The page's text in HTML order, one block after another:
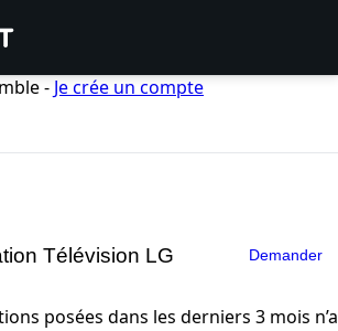
- Je crée un compte
Télévision LG Demander
posées dans les derniers 3 mois n’a